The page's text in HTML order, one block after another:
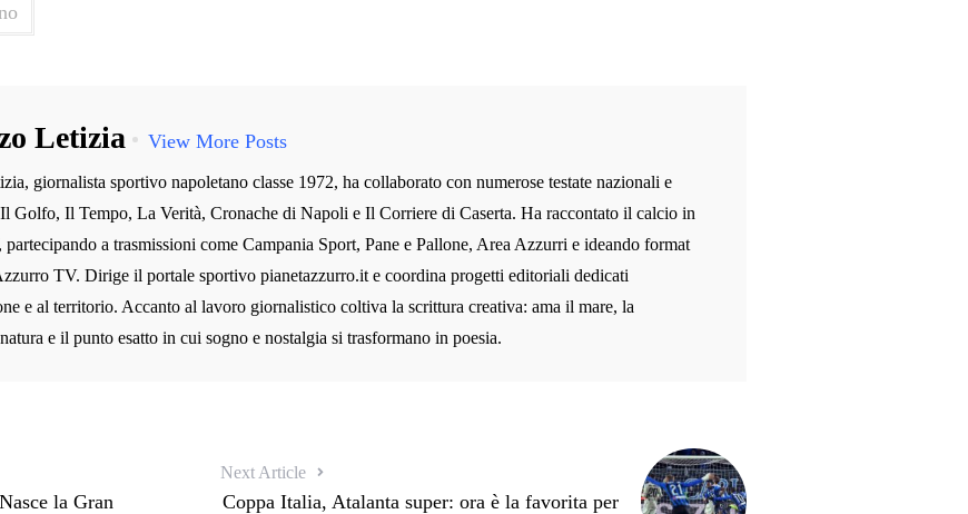
Letizia View More Posts
giornalista sportivo napoletano classe 1972, ha collaborato con numerose testate nazionali e
Golfo, Il Tempo, La Verità, Cronache di Napoli e Il Corriere di Caserta. Ha raccontato il calcio in
a trasmissioni come Campania Sport, Pane e Pallone, Area Azzurri e ideando format
TV. Dirige il portale sportivo pianetazzurro.it e coordina progetti editoriali dedicati
e al territorio. Accanto al lavoro giornalistico coltiva la scrittura creativa: ama il mare, la
e il punto esatto in cui sogno e nostalgia si trasformano in poesia.
la Gran
Next Article
Coppa Italia, Atalanta super: ora è la favorita per